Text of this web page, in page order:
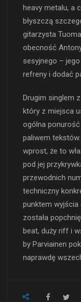
heavy metalu, a
błyszczą
gitarzysta
obecność
sesyjnego –
refreny i dodać
Drugim singlem
który z miejsca
ogólna
paliwem
wprost, że to
pod jej
przewodnich
techniczny
punktem
została
beat, duży riff i
by Parviainen
naprawdę